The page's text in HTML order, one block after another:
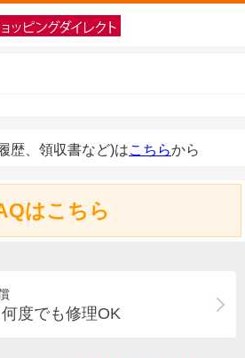
歴、領収書など)はこちらから
はこちら
何度でも修理OK